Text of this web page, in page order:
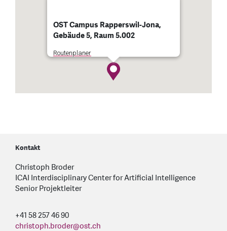
OST Campus Rapperswil-Jona,
Gebäude 5, Raum 5.002
Routenplaner
Kontakt
Christoph Broder
ICAI Interdisciplinary Center for Artificial Intelligence
Senior Projektleiter
+41 58 257 46 90
christoph.broder@ost.ch